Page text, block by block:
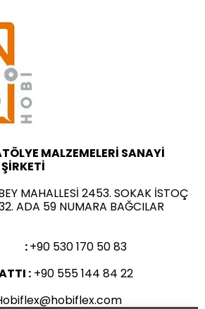
MALZEMELERİ SANAYİ
MAHALLESİ 2453. SOKAK İSTOÇ
ADA 59 NUMARA BAĞCILAR
:+90 530 170 50 83
: +90 555 144 84 22